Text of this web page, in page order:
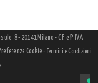
8 - 20141 Milano - C.F. e P. IVA
Cookie - Termini e Condizioni